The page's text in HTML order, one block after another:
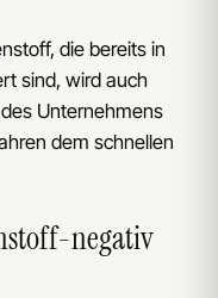
die bereits in
sind, wird auch
Unternehmens
dem schnellen
negativ